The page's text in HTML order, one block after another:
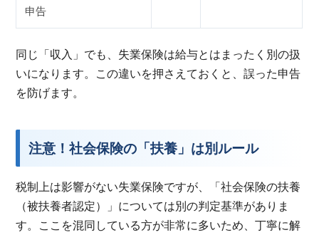
申告
同じ「収入」でも、失業保険は給与とはまったく別の扱
いになります。この違いを押さえておくと、誤った申告
を防げます。
注意！社会保険の「扶養」は別ルール
税制上は影響がない失業保険ですが、「社会保険の扶養
（被扶養者認定）」については別の判定基準がありま
す。ここを混同している方が非常に多いため、丁寧に解